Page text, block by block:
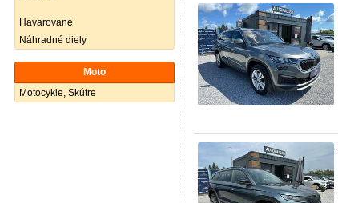
Havarované
Náhradné diely
Moto
Motocykle, Skútre